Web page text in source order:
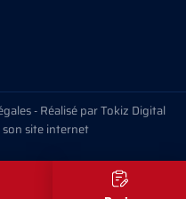
-Réalisé par Tokiz Digital
site internet